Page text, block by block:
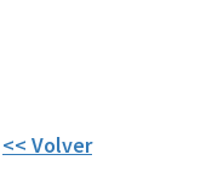
<< Volver